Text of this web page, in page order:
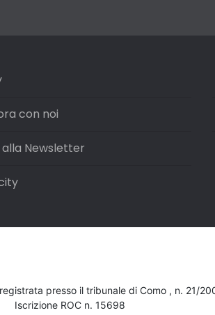
con noi
Newsletter
presso il tribunale di Como , n. 21/
Iscrizione ROC n. 15698